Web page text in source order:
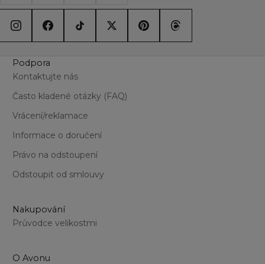
Podpora
Kontaktujte nás
Často kladené otázky (FAQ)
Vrácení/reklamace
Informace o doručení
Právo na odstoupení
Odstoupit od smlouvy
Nakupování
Průvodce velikostmi
O Avonu